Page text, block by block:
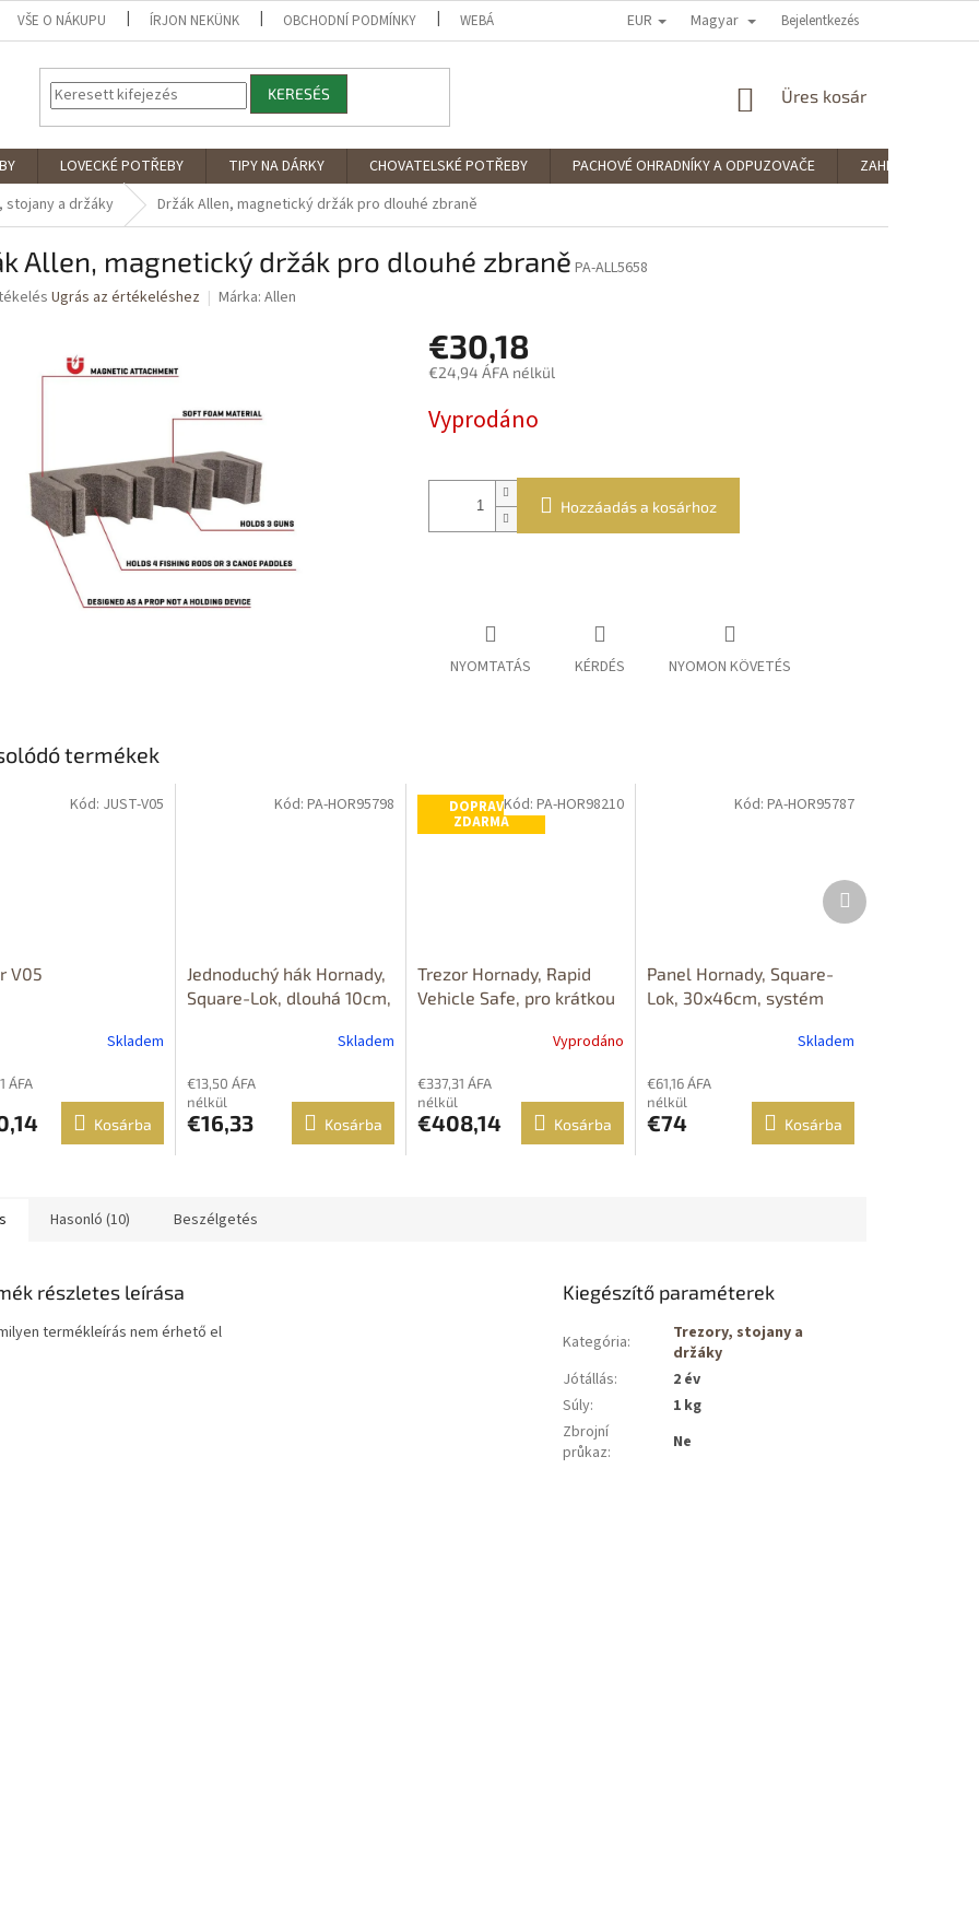
VŠE O NÁKUPU ÍRJON NEKÜNK OBCHODNÍ PODMÍNKY WEBÁRUHÁZ ÉRTÉKELÉSE PODMÍNKY OCHRANY OSOBNÍCH ÚDAJŮ
EUR Magyar Bejelentkezés
KERESÉS KOSÁR
Üres kosár
LOVECKÉ POTŘEBY TIPY NA DÁRKY CHOVATELSKÉ POTŘEBY PACHOVÉ OHRADNÍKY A ODPUZOVAČE
ZAHRADNÍ
stojany a držáky Držák Allen, magnetický držák pro dlouhé zbraně
Allen, magnetický držák pro dlouhé zbraně PA-ALL5658
Ugrás az értékeléshez Márka: Allen
€30,18
€24,94 ÁFA nélkül
Vyprodáno
Hozzáadás a kosárhoz
NYOMTATÁS KÉRDÉS NYOMON KÖVETÉS
termékek
V05
Skladem
ÁFA
Kosárba
Kód: JUST-V05
Jednoduchý hák Hornady,
Square-Lok, dlouhá 10cm,
Skladem
€13,50 ÁFA
nélkül
€16,33 Kosárba
Kód: PA-HOR95798 DOPRAVA
ZDARMA
Trezor Hornady, Rapid
Vehicle Safe, pro krátkou
Vyprodáno
€337,31 ÁFA
nélkül
€408,14 Kosárba
Kód:PA-HOR98210
Panel Hornady, Square-
Lok, 30x46cm, systém
Skladem
€61,16 ÁFA
nélkül
€74 Kosárba
Kód: PA-HOR95787
Következő
termék
Hasonló (10) Beszélgetés
részletes leírása
termékleírás nem érhető el
Kiegészítő paraméterek
Kategória:
Trezory, stojany a
držáky
Jótállás:
2 év
Súly:
1 kg
Zbrojní
průkaz: Ne